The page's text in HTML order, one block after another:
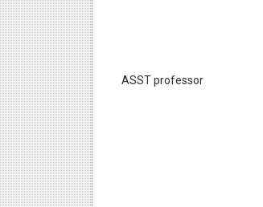
ASST professor